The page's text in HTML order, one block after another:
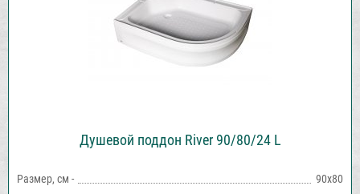
Душевой поддон River 90/80/24 L
Размер, см - 90х80